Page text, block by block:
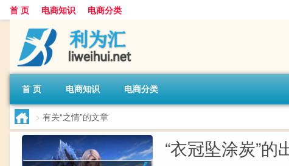
首 页 电商知识 电商分类
首 页 电商知识 电商分类
> 有关“之情”的文章
“衣冠坠涂炭”的